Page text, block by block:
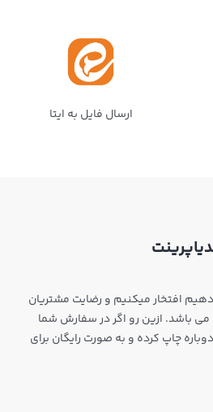
ارسال فایل به ایتا
افتخار میکنیم و رضایت مشتریان
باشد. ازین رو اگر در سفارش شما
چاپ کرده و به صورت رایگان برای